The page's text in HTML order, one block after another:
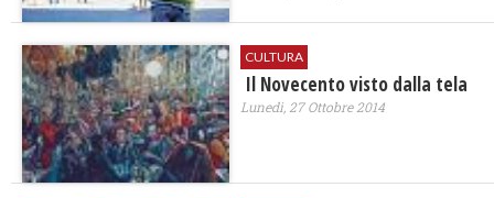
CULTURA
Il Novecento visto dalla tela
Lunedì, 27 Ottobre 2014